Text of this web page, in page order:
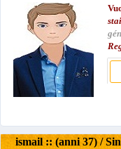
ismail :: (anni 37) /